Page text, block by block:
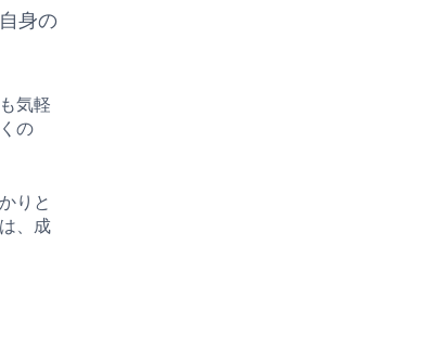
身の
気軽
の
りと
、成